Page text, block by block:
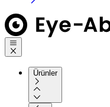
Ürünler